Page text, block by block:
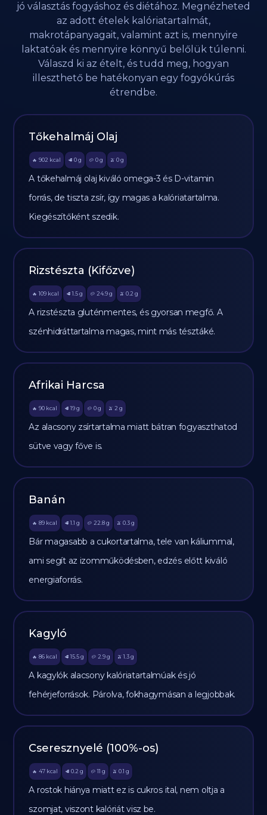
jó választás fogyáshoz és diétához. Megnézheted
az adott ételek kalóriatartalmát,
makrotápanyagait, valamint azt is, mennyire
laktatóak és mennyire könnyű belőlük túlenni.
Válaszd ki az ételt, és tudd meg, hogyan
illeszthető be hatékonyan egy fogyókúrás
étrendbe.
Tőkehalmáj Olaj
🔥 902 kcal 🥩 0 g 🥔 0g 🫒 0 g
A tőkehalmáj olaj kiváló omega-3 és D-vitamin
forrás, de tiszta zsír, így magas a kalóriatartalma.
Kiegészítőként szedik.
Rizstészta (Kifőzve)
🔥 109 kcal 🥩 1.5 g 🥔 24.9g 🫒 0.2 g
A rizstészta gluténmentes, és gyorsan megfő. A
szénhidráttartalma magas, mint más tésztáké.
Afrikai Harcsa
🔥 90 kcal 🥩 19 g 🥔 0g 🫒 2 g
Az alacsony zsírtartalma miatt bátran fogyaszthatod
sütve vagy főve is.
Banán
🔥 89 kcal 🥩 1.1 g 🥔 22.8g 🫒 0.3 g
Bár magasabb a cukortartalma, tele van káliummal,
ami segít az izomműködésben, edzés előtt kiváló
energiaforrás.
Kagyló
🔥 86 kcal 🥩 15.5 g 🥔 2.9g 🫒 1.3 g
A kagylók alacsony kalóriatartalmúak és jó
fehérjeforrások. Párolva, fokhagymásan a legjobbak.
Cseresznyelé (100%-os)
🔥 47 kcal 🥩 0.2 g 🥔 11 g 🫒 0.1 g
A rostok hiánya miatt ez is cukros ital, nem oltja a
szomjat, viszont kalóriát visz be.